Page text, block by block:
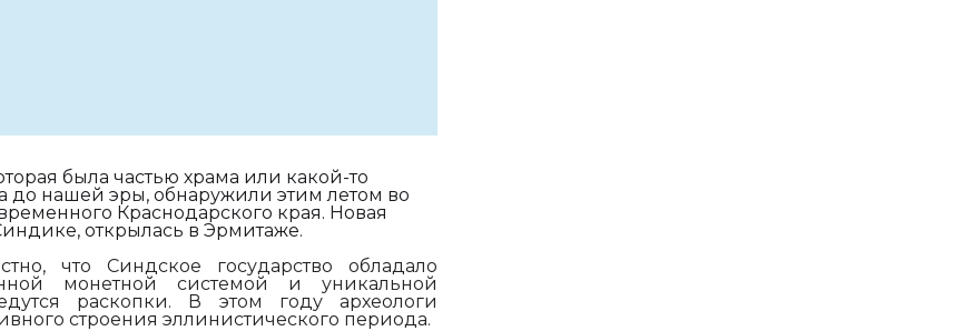
была частью храма или какой-то
до нашей эры, обнаружили этим летом во
Краснодарского края. Новая
открылась в Эрмитаже.
что Синдское государство обладало
монетной системой и уникальной
раскопки. В этом году археологи
строения эллинистического периода.